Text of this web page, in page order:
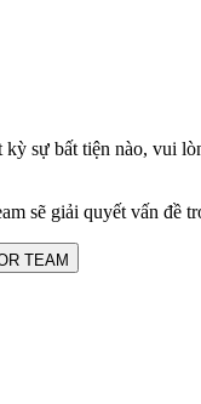
kỳ sự bất tiện nào, vui
sẽ giải quyết vấn đề
TEAM